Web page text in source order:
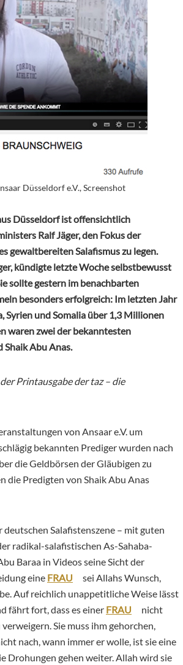
Düsseldorf e.V., Screenshot
Düsseldorf ist offensichtlich
Ralf Jäger, den Fokus der
gewaltbereiten Salafismus zu legen.
kündigte letzte Woche selbstbewusst
sollte gestern im benachbarten
besonders erfolgreich: Im letzten Jahr
Syrien und Somalia über 1,3 Millionen
waren zwei der bekanntesten
Shaik Abu Anas.
Printausgabe der taz – die
von Ansaar e.V. um
bekannten Prediger wurden nach
die Geldbörsen der Gläubigen zu
die Predigten von Shaik Abu Anas
Salafistenszene – mit guten
radikal-salafistischen As-Sahaba-
Baraa in Videos seine Sicht der
eine FRAU
sei Allahs Wunsch,
Auf reichlich unappetitliche Weise lässt
fährt fort, dass es einer FRAU
nicht
Sie muss ihm gehorchen,
nach, wann immer er wolle, ist sie eine
Drohungen gehen weiter. Allah wird sie